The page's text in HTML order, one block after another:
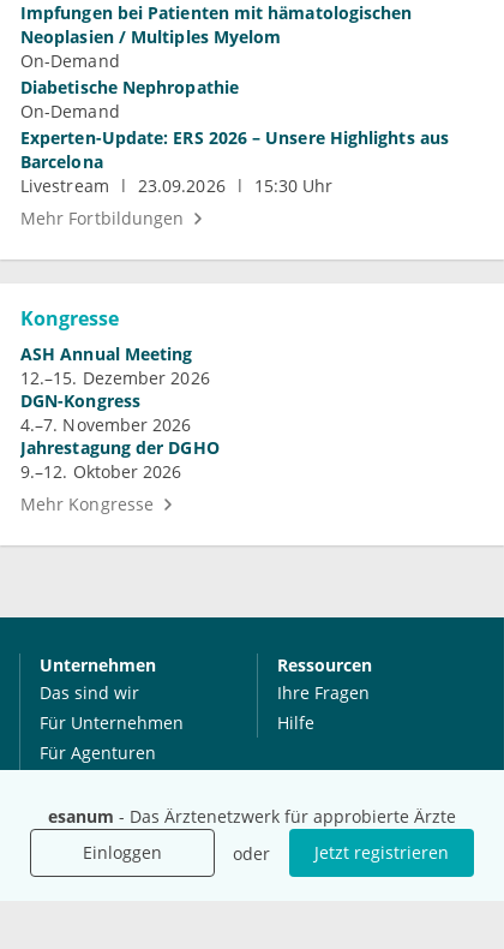
esanum - Das Ärztenetzwerk für approbierte Ärzte
Einloggen
oder Jetzt registrieren
Impfungen bei Patienten mit hämatologischen
Neoplasien / Multiples Myelom
On-Demand
Diabetische Nephropathie
On-Demand
Experten-Update: ERS 2026 – Unsere Highlights aus
Barcelona
Livestream
23.09.2026
15:30 Uhr
Mehr Fortbildungen
Kongresse
ASH Annual Meeting
12.–15. Dezember 2026
DGN-Kongress
4.–7. November 2026
Jahrestagung der DGHO
9.–12. Oktober 2026
Mehr Kongresse
Unternehmen
Das sind wir
Für Unternehmen
Für Agenturen
Presse
Karriere
Jobs
Ressourcen
Ihre Fragen
Hilfe